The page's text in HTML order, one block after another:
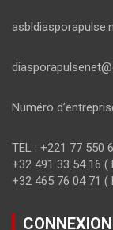
Numéro
TEL : +221 77 550
+32 491 33 54 16 (
+32 465 76 04 71 (
CONNEXION